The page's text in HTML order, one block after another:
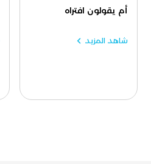
أم يقولون افتراه
شاهد المزيد